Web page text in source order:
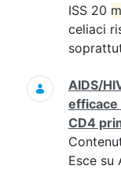
ISS 20
celiaci
AIDS/
efficace
CD4
Esce su